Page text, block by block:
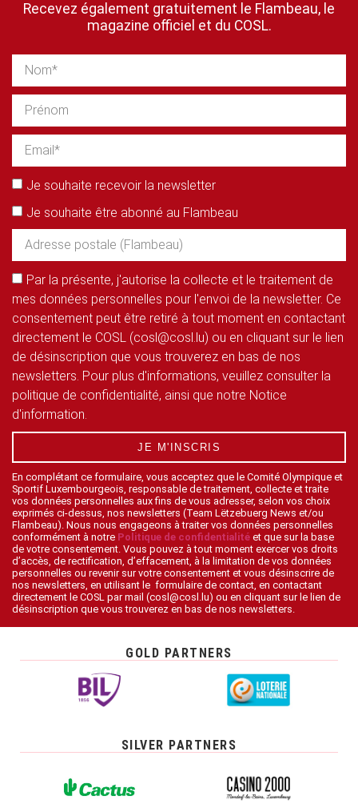
Recevez également gratuitement le Flambeau, le
magazine officiel et du COSL.
Je souhaite recevoir la newsletter
Je souhaite être abonné au Flambeau
Par la présente, j'autorise la collecte et le traitement de
mes données personnelles pour l'envoi de la newsletter. Ce
consentement peut être retiré à tout moment en contactant
directement le COSL (cosl@cosl.lu) ou en cliquant sur le lien
de désinscription que vous trouverez en bas de nos
newsletters. Pour plus d'informations, veuillez consulter la
politique de confidentialité, ainsi que notre Notice
d'information.
JE M'INSCRIS
En complétant ce formulaire, vous acceptez que le Comité Olympique et
Sportif Luxembourgeois, responsable de traitement, collecte et traite
vos données personnelles aux fins de vous adresser, selon vos choix
exprimés ci-dessus, nos newsletters (Team Lëtzebuerg News et/ou
Flambeau). Nous nous engageons à traiter vos données personnelles
conformément à notre Politique de confidentialité et que sur la base
de votre consentement. Vous pouvez à tout moment exercer vos droits
d’accès, de rectification, d’effacement, à la limitation de vos données
personnelles ou revenir sur votre consentement et vous désinscrire de
nos newsletters, en utilisant le formulaire de contact, en contactant
directement le COSL par mail (cosl@cosl.lu) ou en cliquant sur le lien de
désinscription que vous trouverez en bas de nos newsletters.
GOLD PARTNERS
SILVER PARTNERS